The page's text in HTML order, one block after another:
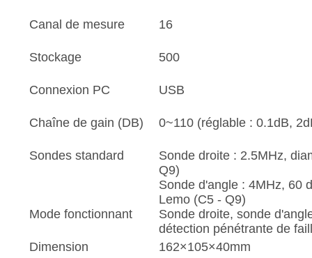
Canal de mesure 16
Stockage 500
Connexion PC USB
Chaîne de gain (DB) 0~110 (réglable : 0.1dB,
Sondes standard
Sonde droite : 2.5MHz,
Q9)
Sonde d'angle : 4MHz, 60
Lemo (C5 - Q9)
Mode fonctionnant
Sonde droite, sonde
détection pénétrante de
Dimension
162×105×40mm